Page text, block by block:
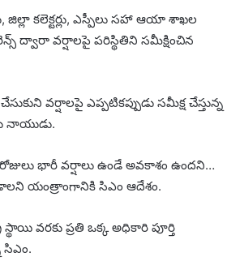
జిల్లా కలెక్టర్లు, ఎస్పీలు సహా ఆయా శాఖల
ద్వారా వర్షాలపై పరిస్థితిని సమీక్షించిన
వర్షాలపై ఎప్పటికప్పుడు సమీక్ష చేస్తున్న
నాయుడు.
భారీ వర్షాలు ఉండే అవకాశం ఉందని…
యంత్రాంగానికి సిఎం ఆదేశం.
వరకు ప్రతి ఒక్క అధికారి పూర్తి
సిఎం.